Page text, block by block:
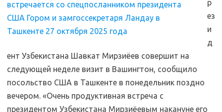
р
ез
и
д
ент Узбекистана Шавкат Мирзиёев совершит на
следующей неделе визит в Вашингтон, сообщило
посольство США в Ташкенте в понедельник поздно
вечером. «Очень продуктивная встреча с
президентом Узбекистана Мирзиёевым накануне его